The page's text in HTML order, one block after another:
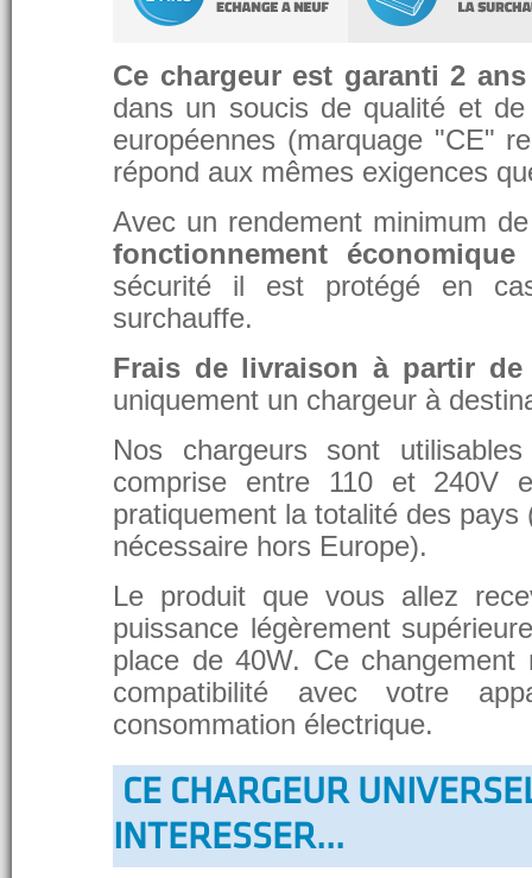
Ce chargeur est garanti 2 ans
dans un soucis de qualité et
européennes (marquage "CE"
répond aux mêmes exigences
Avec un rendement minimum
fonctionnement
sécurité il est protégé en
surchauffe.
Frais de livraison à partir de
uniquement un chargeur à
Nos chargeurs sont
comprise entre 110 et 240V
pratiquement la totalité des
nécessaire hors Europe).
Le produit que vous allez
puissance légèrement
place de 40W. Ce
compatibilité avec votre
consommation électrique.
CE CHARGEUR
INTERESSER...